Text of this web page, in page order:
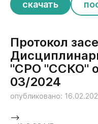
скачать
Протокол
"СРО "ССКО"
03/2024
опубликовано:
-->